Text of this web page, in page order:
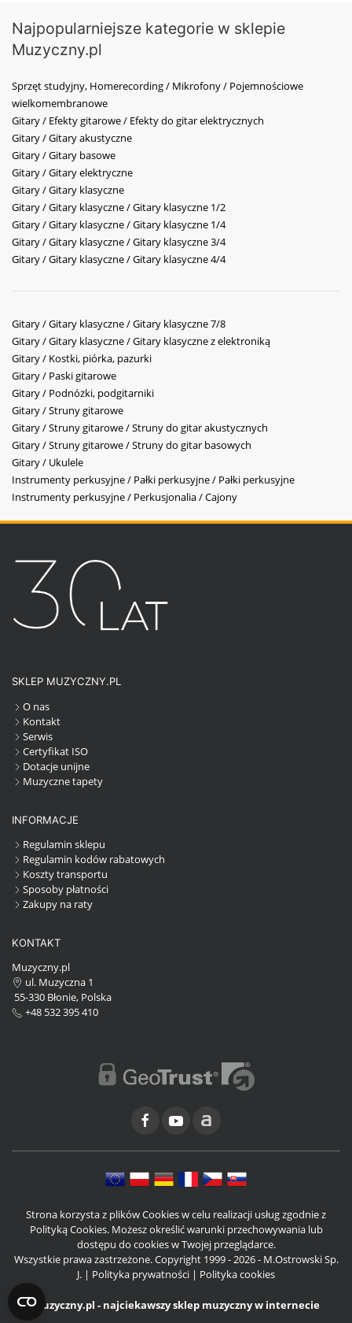
Najpopularniejsze kategorie w sklepie
Muzyczny.pl
Sprzęt studyjny, Homerecording / Mikrofony / Pojemnościowe
wielkomembranowe
Gitary / Efekty gitarowe / Efekty do gitar elektrycznych
Gitary / Gitary akustyczne
Gitary / Gitary basowe
Gitary / Gitary elektryczne
Gitary / Gitary klasyczne
Gitary / Gitary klasyczne / Gitary klasyczne 1/2
Gitary / Gitary klasyczne / Gitary klasyczne 1/4
Gitary / Gitary klasyczne / Gitary klasyczne 3/4
Gitary / Gitary klasyczne / Gitary klasyczne 4/4
Gitary / Gitary klasyczne / Gitary klasyczne 7/8
Gitary / Gitary klasyczne / Gitary klasyczne z elektroniką
Gitary / Kostki, piórka, pazurki
Gitary / Paski gitarowe
Gitary / Podnóżki, podgitarniki
Gitary / Struny gitarowe
Gitary / Struny gitarowe / Struny do gitar akustycznych
Gitary / Struny gitarowe / Struny do gitar basowych
Gitary / Ukulele
Instrumenty perkusyjne / Pałki perkusyjne / Pałki perkusyjne
Instrumenty perkusyjne / Perkusjonalia / Cajony
SKLEP MUZYCZNY.PL
O nas
Kontakt
Serwis
Certyfikat ISO
Dotacje unijne
Muzyczne tapety
INFORMACJE
Regulamin sklepu
Regulamin kodów rabatowych
Koszty transportu
Sposoby płatności
Zakupy na raty
KONTAKT
Muzyczny.pl
ul. Muzyczna 1
55-330 Błonie, Polska
+48 532 395 410
Strona korzysta z plików Cookies w celu realizacji usług zgodnie z
Polityką Cookies. Możesz określić warunki przechowywania lub
dostępu do cookies w Twojej przeglądarce.
Wszystkie prawa zastrzeżone. Copyright 1999 - 2026 - M.Ostrowski Sp.
J. | Polityka prywatności | Polityka cookies
Muzyczny.pl - najciekawszy sklep muzyczny w internecie